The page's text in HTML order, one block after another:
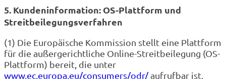
5. Kundeninformation: OS-Plattform und
Streitbeilegungsverfahren
(1) Die Europäische Kommission stellt eine Plattform
für die außergerichtliche Online-Streitbeilegung (OS-
Plattform) bereit, die unter
www.ec.europa.eu/consumers/odr/aufrufbar ist.